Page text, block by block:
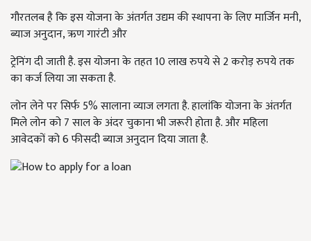
गौरतलब है कि इस योजना के अंतर्गत उद्यम की स्थापना के लिए मार्जिन मनी,
ब्याज अनुदान, ऋण गारंटी और
ट्रेनिंग दी जाती है. इस योजना के तहत 10 लाख रुपये से 2 करोड़ रुपये तक
का कर्ज लिया जा सकता है.
लोन लेने पर सिर्फ 5% सालाना व्याज लगता है. हालांकि योजना के अंतर्गत
मिले लोन को 7 साल के अंदर चुकाना भी जरूरी होता है. और महिला
आवेदकों को 6 फीसदी ब्याज अनुदान दिया जाता है.